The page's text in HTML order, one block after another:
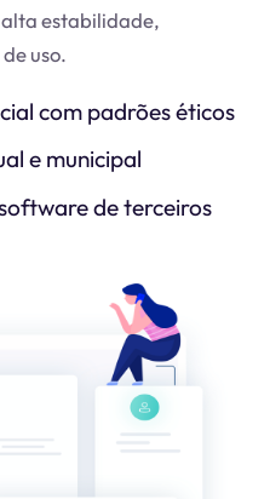
alta estabilidade,
uso.
com padrões éticos
e municipal
de terceiros